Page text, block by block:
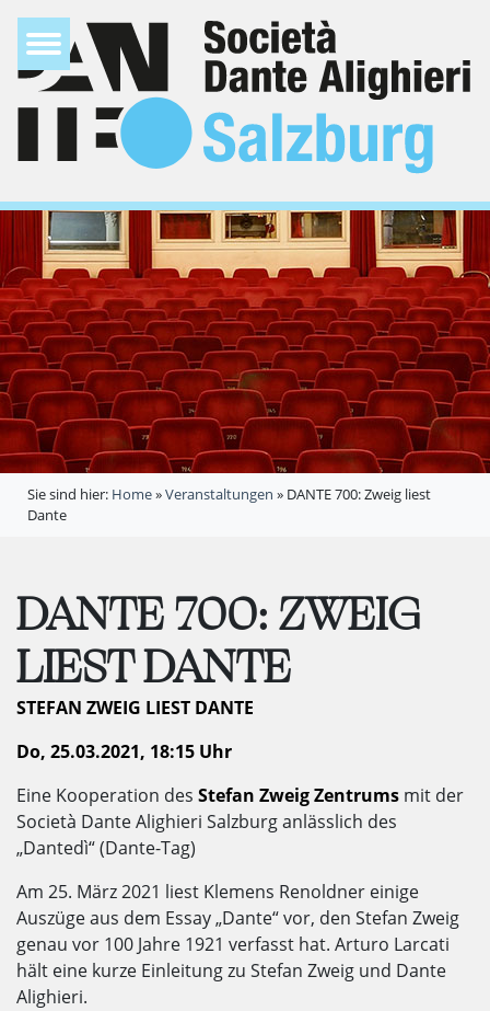
Sie sind hier: Home»Veranstaltungen » DANTE 700: Zweig liest
Dante
DANTE 700: ZWEIG
LIEST DANTE
STEFAN ZWEIG LIEST DANTE
Do, 25.03.2021, 18:15 Uhr
Eine Kooperation des Stefan Zweig Zentrums mit der
Società Dante Alighieri Salzburg anlässlich des
„Dantedì“ (Dante-Tag)
Am 25. März 2021 liest Klemens Renoldner einige
Auszüge aus dem Essay „Dante“ vor, den Stefan Zweig
genau vor 100 Jahre 1921 verfasst hat. Arturo Larcati
hält eine kurze Einleitung zu Stefan Zweig und Dante
Alighieri.